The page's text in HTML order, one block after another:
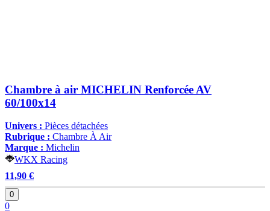
Chambre à air MICHELIN Renforcée AV
60/100x14
Univers : Pièces détachées
Rubrique : Chambre À Air
Marque : Michelin
WKX Racing
11,90 €
0
0